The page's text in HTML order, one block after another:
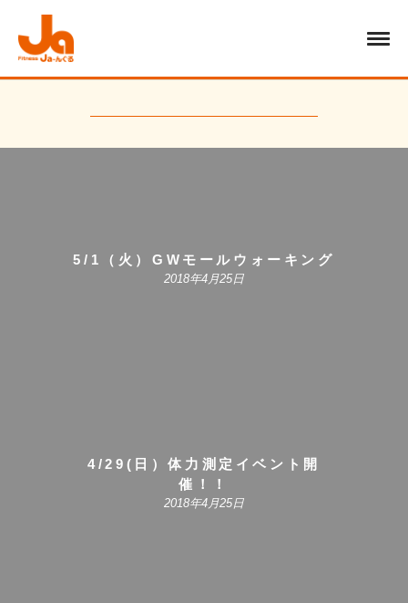
5/1（火）GWモールウォーキング
2018年4月25日
4/29(日）体力測定イベント開
催！！
2018年4月25日